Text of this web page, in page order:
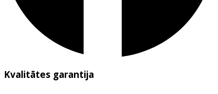
Kvalitātes garantija